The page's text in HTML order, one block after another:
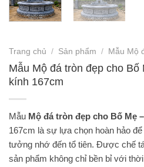
Trang chủ / Sản phẩm / Mẫu Mộ
Mẫu Mộ đá tròn đẹp cho
kính 167cm
Mẫu Mộ đá tròn đẹp cho Bố Mẹ
167cm là sự lựa chọn hoàn hảo
tưởng nhớ đến tổ tiên. Được chế
sản phẩm không chỉ bền bỉ với